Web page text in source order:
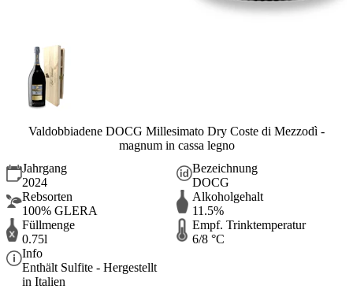
Valdobbiadene DOCG Millesimato Dry Coste di Mezzodì -
magnum in cassa legno
Jahrgang
2024
Bezeichnung
DOCG
Rebsorten
100% GLERA
Alkoholgehalt
11.5%
Füllmenge
0.75l
Empf. Trinktemperatur
6/8 °C
Info
Enthält Sulfite - Hergestellt
in Italien